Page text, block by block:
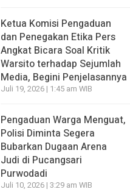
Ketua Komisi Pengaduan
dan Penegakan Etika Pers
Angkat Bicara Soal Kritik
Warsito terhadap Sejumlah
Media, Begini Penjelasannya
Juli 19, 2026 | 1:45 am WIB
Pengaduan Warga Menguat,
Polisi Diminta Segera
Bubarkan Dugaan Arena
Judi di Pucangsari
Purwodadi
Juli 10, 2026 | 3:29 am WIB